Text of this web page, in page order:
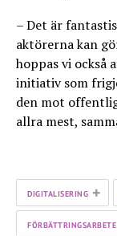
– Det är
aktörerna kan
hoppas vi också
initiativ som
den mot
allra mest,
DIGITALISERING +
FÖRBÄTTRINGSARBETE